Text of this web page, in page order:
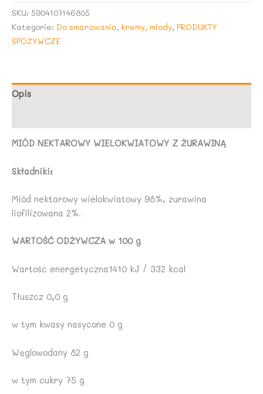
z
Sadowskich
SKU: 5904107146805
Kategorie: Do smarowania, kremy, miody, PRODUKTY
SPOŻYWCZE
Opis
MIÓD NEKTAROWY WIELOKWIATOWY Z ŻURAWINĄ
Składniki:
Miód nektarowy wielokwiatowy 98%, żurawina
liofilizowana 2%.
WARTOŚĆ ODŻYWCZA w 100 g
Wartość energetyczna1410 kJ / 332 kcal
Tłuszcz 0,0 g
w tym kwasy nasycone 0 g
Węglowodany 82 g
w tym cukry 75 g